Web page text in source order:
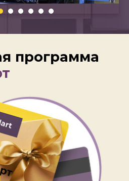
программа